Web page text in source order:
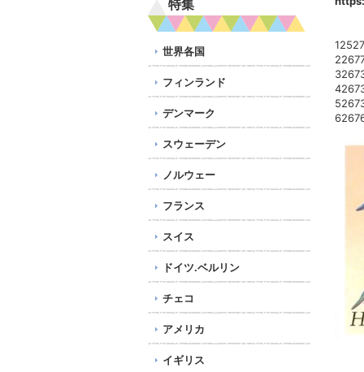
特集
世界各国
フィンランド
デンマーク
スウェーデン
ノルウェー
フランス
スイス
ドイツ.ベルリン
チェコ
アメリカ
イギリス